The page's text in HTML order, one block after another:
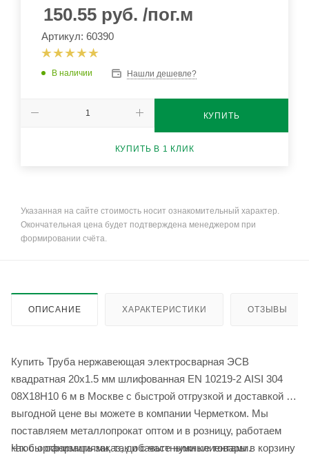
150.55 руб. /пог.м
Артикул: 60390
В наличии Нашли дешевле?
КУПИТЬ
КУПИТЬ В 1 КЛИК
Указанная на сайте стоимость носит ознакомительный характер.
Окончательная цена будет подтверждена менеджером при
формировании счёта.
ОПИСАНИЕ ХАРАКТЕРИСТИКИ ОТЗЫВЫ
Купить Труба нержавеющая электросварная ЭСВ
квадратная 20х1.5 мм шлифованная EN 10219-2 AISI 304
08Х18Н10 6 м в Москве с быстрой отгрузкой и доставкой по
выгодной цене вы можете в компании Черметком. Мы
поставляем металлопрокат оптом и в розницу, работаем
как с организациями, так и с частными клиентами.
Чтобы оформить заказ, добавьте нужные товары в корзину